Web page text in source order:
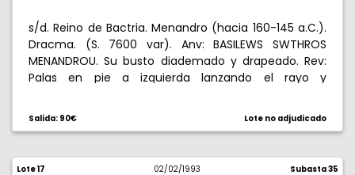
s/d. Reino de Bactria. Menandro (hacia 160-145 a.C.).
Dracma. (S. 7600 var). Anv: BASILEWS SWTHROS
MENANDROU. Su busto diademado y drapeado. Rev:
Palas en pie a izquierda lanzando el rayo y
leyenda karosti. 2,44 g. EBC-.
Salida: 90€ Lote no adjudicado
Lote 17 02/02/1993 Subasta 35